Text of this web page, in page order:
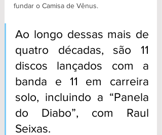
fundar o Camisa de Vênus.
Ao longo dessas mais de
quatro décadas, são 11
discos lançados com a
banda e 11 em carreira
solo, incluindo a “Panela
do Diabo”, com Raul
Seixas.